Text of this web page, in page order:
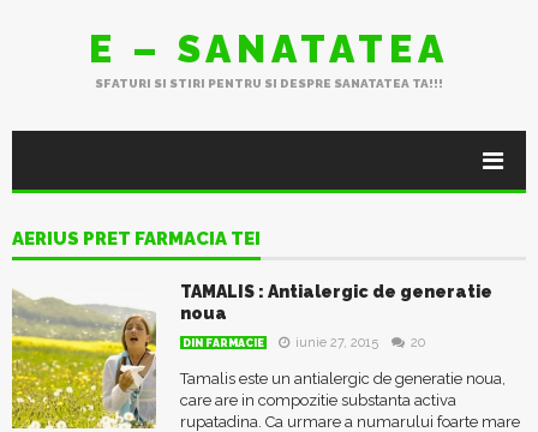
E – SANATATEA
SFATURI SI STIRI PENTRU SI DESPRE SANATATEA TA!!!
AERIUS PRET FARMACIA TEI
TAMALIS : Antialergic de generatie
noua
DIN FARMACIE iunie 27, 2015 20
Tamalis este un antialergic de generatie noua,
care are in compozitie substanta activa
rupatadina. Ca urmare a numarului foarte mare